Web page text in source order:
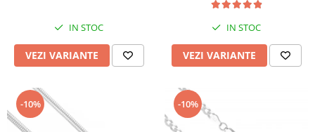
IN STOC
VEZI VARIANTE
IN STOC
VEZI VARIANTE
-10% -10%